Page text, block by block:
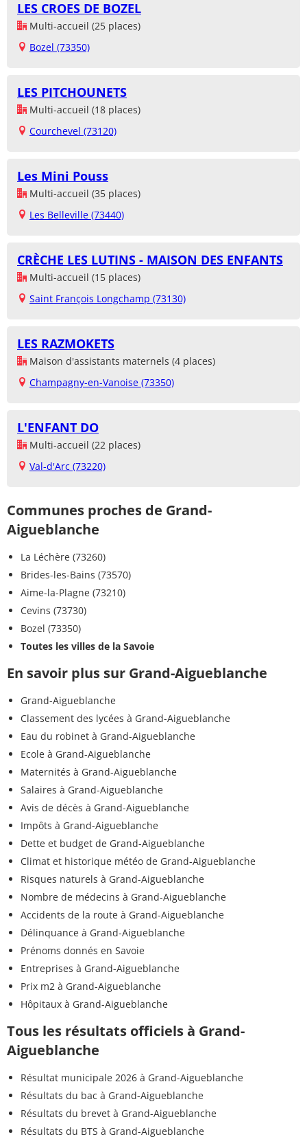
LES CROES DE BOZEL
Multi-accueil (25 places)
Bozel (73350)
LES PITCHOUNETS
Multi-accueil (18 places)
Courchevel (73120)
Les Mini Pouss
Multi-accueil (35 places)
Les Belleville (73440)
CRÈCHE LES LUTINS - MAISON DES ENFANTS
Multi-accueil (15 places)
Saint François Longchamp (73130)
LES RAZMOKETS
Maison d'assistants maternels (4 places)
Champagny-en-Vanoise (73350)
L'ENFANT DO
Multi-accueil (22 places)
Val-d'Arc (73220)
Communes proches de Grand-
Aigueblanche
La Léchère (73260)
Brides-les-Bains (73570)
Aime-la-Plagne (73210)
Cevins (73730)
Bozel (73350)
Toutes les villes de la Savoie
En savoir plus sur Grand-Aigueblanche
Grand-Aigueblanche
Classement des lycées à Grand-Aigueblanche
Eau du robinet à Grand-Aigueblanche
Ecole à Grand-Aigueblanche
Maternités à Grand-Aigueblanche
Salaires à Grand-Aigueblanche
Avis de décès à Grand-Aigueblanche
Impôts à Grand-Aigueblanche
Dette et budget de Grand-Aigueblanche
Climat et historique météo de Grand-Aigueblanche
Risques naturels à Grand-Aigueblanche
Nombre de médecins à Grand-Aigueblanche
Accidents de la route à Grand-Aigueblanche
Délinquance à Grand-Aigueblanche
Prénoms donnés en Savoie
Entreprises à Grand-Aigueblanche
Prix m2 à Grand-Aigueblanche
Hôpitaux à Grand-Aigueblanche
Tous les résultats officiels à Grand-
Aigueblanche
Résultat municipale 2026 à Grand-Aigueblanche
Résultats du bac à Grand-Aigueblanche
Résultats du brevet à Grand-Aigueblanche
Résultats du BTS à Grand-Aigueblanche